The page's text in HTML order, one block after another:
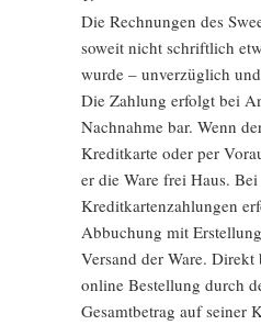
Die Rechnungen des
soweit nicht schriftlich
wurde – unverzüglich
Die Zahlung erfolgt bei
Nachnahme bar. Wenn
Kreditkarte oder per
er die Ware frei Haus. Bei
Kreditkartenzahlungen
Abbuchung mit
Versand der Ware.
online Bestellung durch
Gesamtbetrag auf seiner